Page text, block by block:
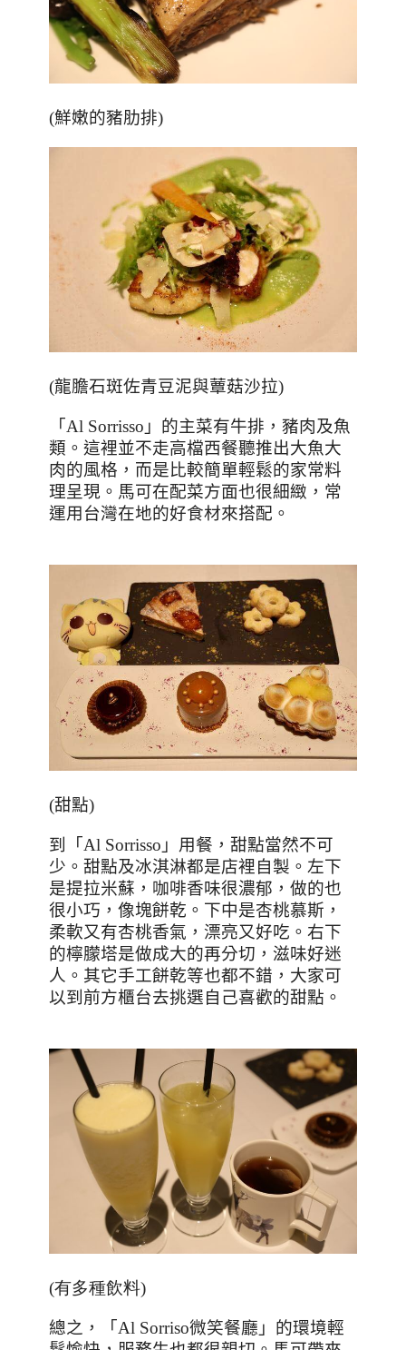
(鮮嫩的豬肋排)
(龍膽石斑佐青豆泥與蕈菇沙拉)
「 Al Sorrisso 」的主菜有牛排，豬肉及魚
類。這裡並不走高檔西餐聽推出大魚大
肉的風格，而是比較簡單輕鬆的家常料
理呈現。馬可在配菜方面也很細緻，常
運用台灣在地的好食材來搭配。
(甜點)
到「Al Sorrisso 」用餐，甜點當然不可
少。甜點及冰淇淋都是店裡自製。左下
是提拉米蘇，咖啡香味很濃郁，做的也
很小巧，像塊餅乾。下中是杏桃慕斯，
柔軟又有杏桃香氣，漂亮又好吃。右下
的檸朦塔是做成大的再分切，滋味好迷
人。其它手工餅乾等也都不錯，大家可
以到前方櫃台去挑選自己喜歡的甜點。
(有多種飲料)
總之，「 Al Sorriso微笑餐廳」的環境輕